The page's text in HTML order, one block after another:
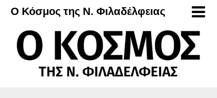
Μετάβαση
περιεχόμενο
Ο Κόσμος της Ν. Φιλαδέλφειας